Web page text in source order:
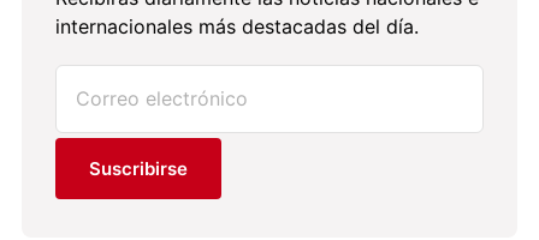
internacionales más destacadas del día.
Suscribirse